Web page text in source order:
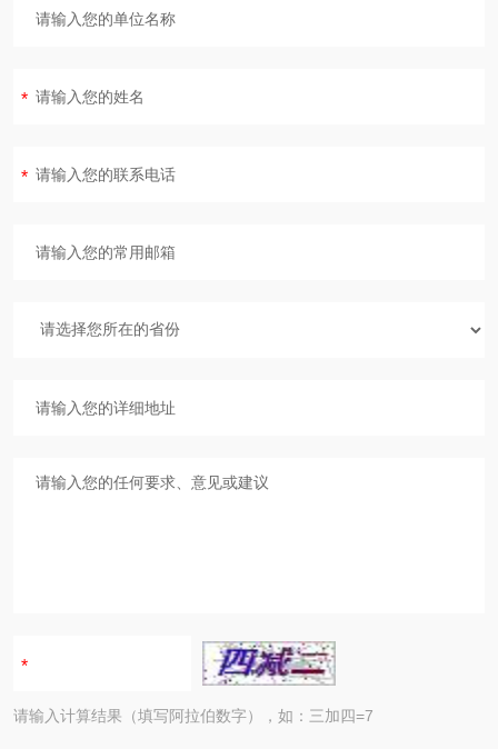
请输入计算结果（填写阿拉伯数字），如：三加四=7